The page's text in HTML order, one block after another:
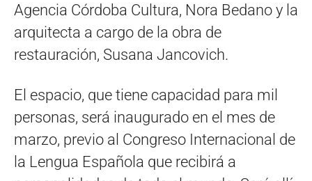
Agencia Córdoba Cultura, Nora Bedano y la
arquitecta a cargo de la obra de
restauración, Susana Jancovich.
El espacio, que tiene capacidad para mil
personas, será inaugurado en el mes de
marzo, previo al Congreso Internacional de
la Lengua Española que recibirá a